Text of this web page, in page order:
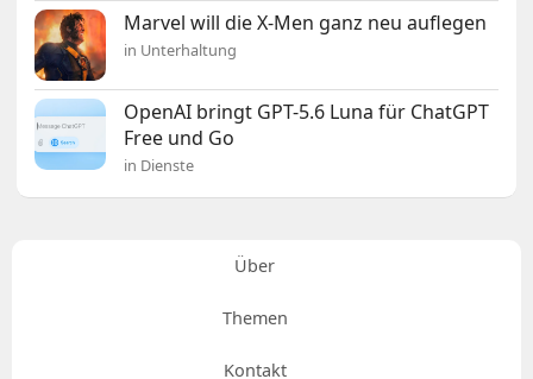
Marvel will die X-Men ganz neu auflegen
in Unterhaltung
OpenAI bringt GPT-5.6 Luna für ChatGPT
Free und Go
in Dienste
Über
Themen
Kontakt